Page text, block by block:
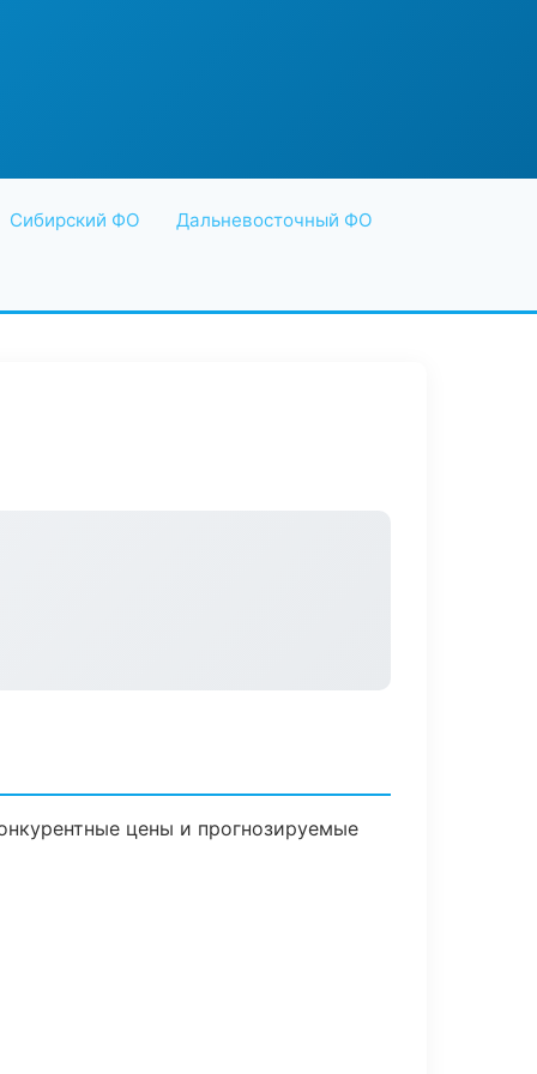
Сибирский ФО Дальневосточный ФО
цены и прогнозируемые